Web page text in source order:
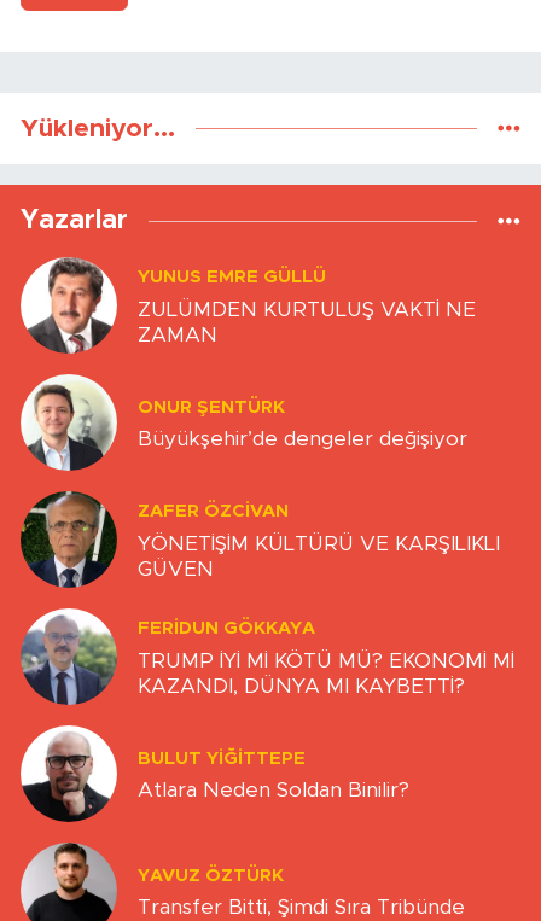
Yükleniyor...
Yazarlar
YUNUS EMRE GÜLLÜ
ZULÜMDEN KURTULUŞ VAKTİ NE
ZAMAN
ONUR ŞENTÜRK
Büyükşehir’de dengeler değişiyor
ZAFER ÖZCIVAN
YÖNETİŞİM KÜLTÜRÜ VE KARŞILIKLI
GÜVEN
FERIDUN GÖKKAYA
TRUMP İYİ Mİ KÖTÜ MÜ? EKONOMİ Mİ
KAZANDI, DÜNYA MI KAYBETTİ?
BULUT YİĞİTTEPE
Atlara Neden Soldan Binilir?
YAVUZ ÖZTÜRK
Transfer Bitti, Şimdi Sıra Tribünde